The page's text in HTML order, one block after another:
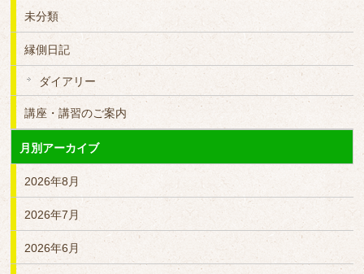
未分類
縁側日記
ダイアリー
講座・講習のご案内
月別アーカイブ
2026年8月
2026年7月
2026年6月